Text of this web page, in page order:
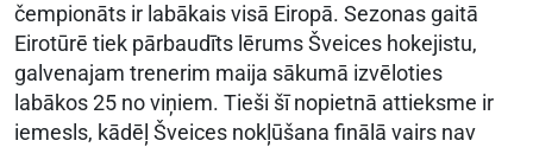
čempionāts ir labākais visā Eiropā. Sezonas gaitā
Eirotūrē tiek pārbaudīts lērums Šveices hokejistu,
galvenajam trenerim maija sākumā izvēloties
labākos 25 no viņiem. Tieši šī nopietnā attieksme ir
iemesls, kādēļ Šveices nokļūšana finālā vairs nav